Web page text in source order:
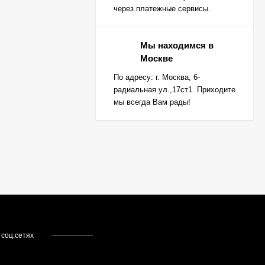
через платежные сервисы.
Мы находимся в
Москве
По адресу: г. Москва, 6-
радиальная ул.,17ст1. Приходите
мы всегда Вам рады!